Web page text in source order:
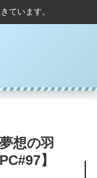
ています。
想の羽
】